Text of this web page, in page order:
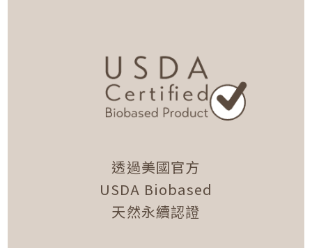
透過美國官方
USDA Biobased
天然永續認證